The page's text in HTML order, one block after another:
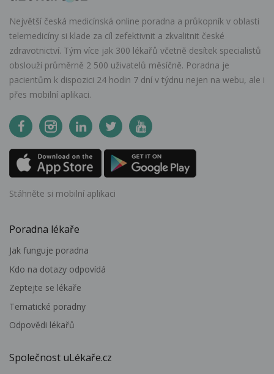
Největší česká medicínská online poradna a průkopník v oblasti
telemedicíny si klade za cíl zefektivnit a zkvalitnit české
zdravotnictví. Tým více jak 300 lékařů včetně desítek specialistů
obslouží průměrně 2 500 uživatelů měsíčně. Poradna je
pacientům k dispozici 24 hodin 7 dní v týdnu nejen na webu, ale i
přes mobilní aplikaci.
Stáhněte si mobilní aplikaci
Poradna lékaře
Jak funguje poradna
Kdo na dotazy odpovídá
Zeptejte se lékaře
Tematické poradny
Odpovědi lékařů
Společnost uLékaře.cz